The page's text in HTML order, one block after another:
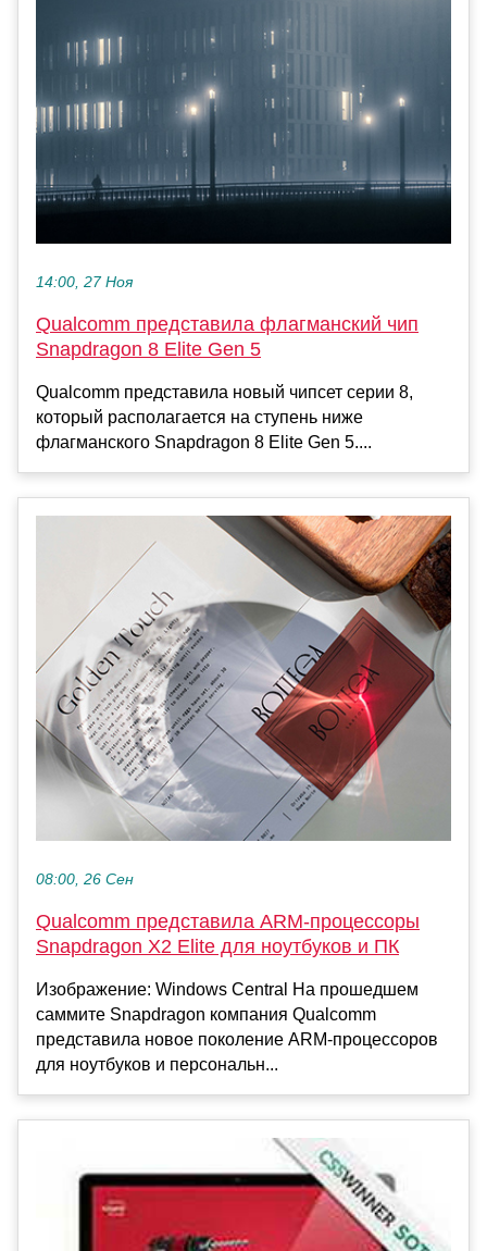
14:00, 27 Ноя
Qualcomm представила флагманский чип
Snapdragon 8 Elite Gen 5
Qualcomm представила новый чипсет серии 8,
который располагается на ступень ниже
флагманского Snapdragon 8 Elite Gen 5....
08:00, 26 Сен
Qualcomm представила ARM-процессоры
Snapdragon X2 Elite для ноутбуков и ПК
Изображение: Windows Central На прошедшем
саммите Snapdragon компания Qualcomm
представила новое поколение ARM-процессоров
для ноутбуков и персональн...